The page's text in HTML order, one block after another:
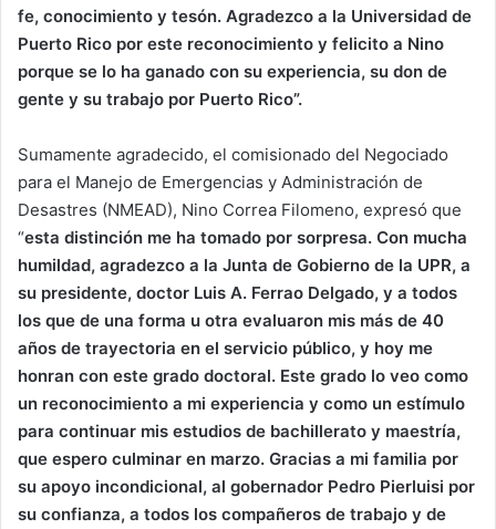
fe, conocimiento y tesón. Agradezco a la Universidad de
Puerto Rico por este reconocimiento y felicito a Nino
porque se lo ha ganado con su experiencia, su don de
gente y su trabajo por Puerto Rico”.
Sumamente agradecido, el comisionado del Negociado
para el Manejo de Emergencias y Administración de
Desastres (NMEAD), Nino Correa Filomeno, expresó que
“esta distinción me ha tomado por sorpresa. Con mucha
humildad, agradezco a la Junta de Gobierno de la UPR, a
su presidente, doctor Luis A. Ferrao Delgado, y a todos
los que de una forma u otra evaluaron mis más de 40
años de trayectoria en el servicio público, y hoy me
honran con este grado doctoral. Este grado lo veo como
un reconocimiento a mi experiencia y como un estímulo
para continuar mis estudios de bachillerato y maestría,
que espero culminar en marzo. Gracias a mi familia por
su apoyo incondicional, al gobernador Pedro Pierluisi por
su confianza, a todos los compañeros de trabajo y de